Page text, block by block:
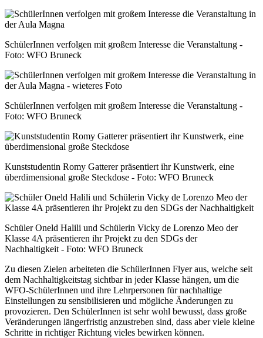
SchülerInnen verfolgen mit großem Interesse die Veranstaltung -
Foto: WFO Bruneck
SchülerInnen verfolgen mit großem Interesse die Veranstaltung -
Foto: WFO Bruneck
Kunststudentin Romy Gatterer präsentiert ihr Kunstwerk, eine
überdimensional große Steckdose - Foto: WFO Bruneck
Schüler Oneld Halili und Schülerin Vicky de Lorenzo Meo der
Klasse 4A präsentieren ihr Projekt zu den SDGs der
Nachhaltigkeit - Foto: WFO Bruneck
Zu diesen Zielen arbeiteten die SchülerInnen Flyer aus, welche seit
dem Nachhaltigkeitstag sichtbar in jeder Klasse hängen, um die
WFO-SchülerInnen und ihre Lehrpersonen für nachhaltige
Einstellungen zu sensibilisieren und mögliche Änderungen zu
provozieren. Den SchülerInnen ist sehr wohl bewusst, dass große
Veränderungen längerfristig anzustreben sind, dass aber viele kleine
Schritte in richtiger Richtung vieles bewirken können.